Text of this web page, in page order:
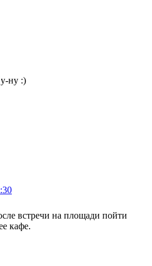
ну :)
встречи на площади пойти
кафе.